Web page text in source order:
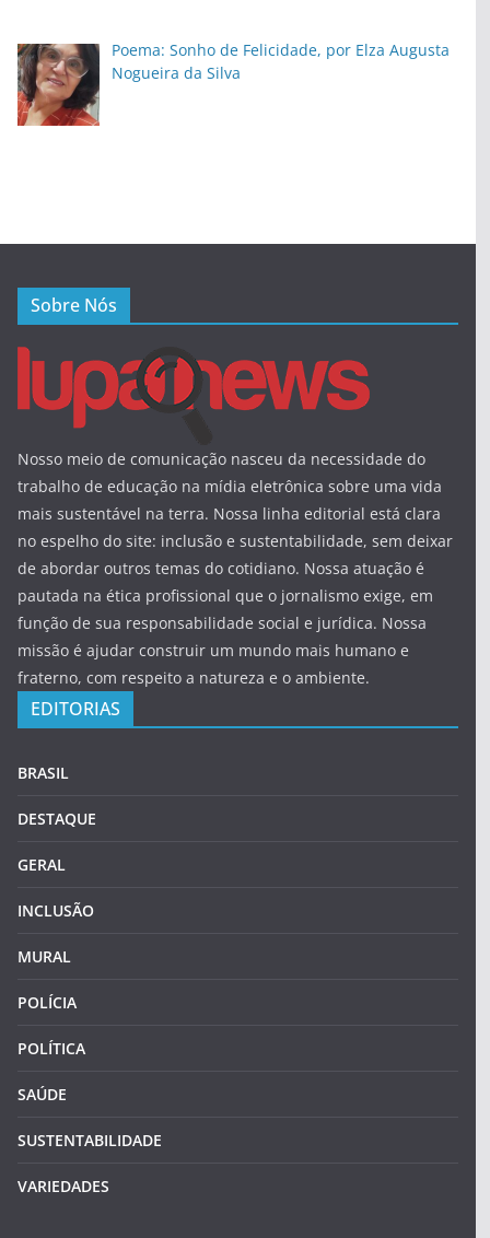
Poema: Sonho de Felicidade, por Elza Augusta
Nogueira da Silva
Sobre Nós
Nosso meio de comunicação nasceu da necessidade do
trabalho de educação na mídia eletrônica sobre uma vida
mais sustentável na terra. Nossa linha editorial está clara
no espelho do site: inclusão e sustentabilidade, sem deixar
de abordar outros temas do cotidiano. Nossa atuação é
pautada na ética profissional que o jornalismo exige, em
função de sua responsabilidade social e jurídica. Nossa
missão é ajudar construir um mundo mais humano e
fraterno, com respeito a natureza e o ambiente.
EDITORIAS
BRASIL
DESTAQUE
GERAL
INCLUSÃO
MURAL
POLÍCIA
POLÍTICA
SAÚDE
SUSTENTABILIDADE
VARIEDADES